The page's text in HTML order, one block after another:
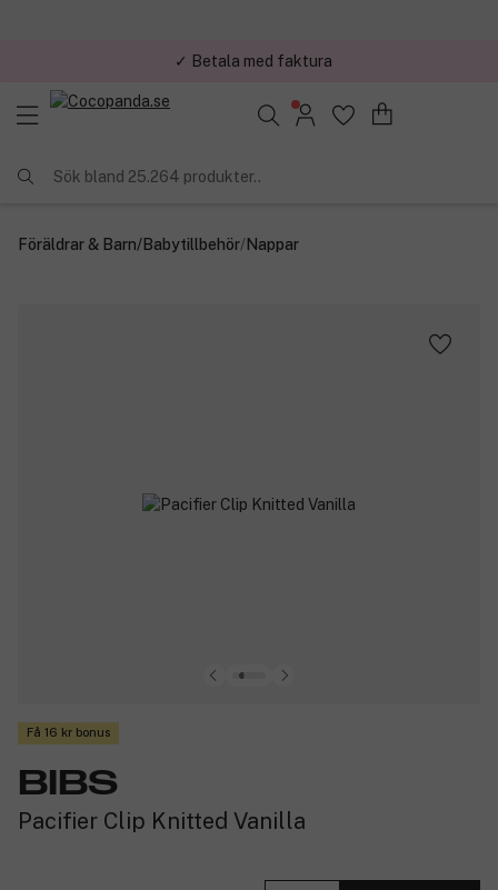
✓ Trygg E-handel
Sök bland 25.264 produkter..
Föräldrar & Barn/Babytillbehör/Nappar
Få 16 kr bonus
BIBS
Pacifier Clip Knitted Vanilla